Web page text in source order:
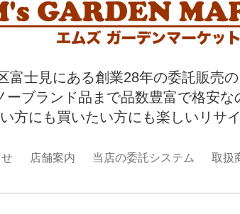
富士見にある創業28年の委託販売
ブランド品まで品数豊富で格安
方にも買いたい方にも楽しいリサ
店舗案内 当店の委託システム 取扱